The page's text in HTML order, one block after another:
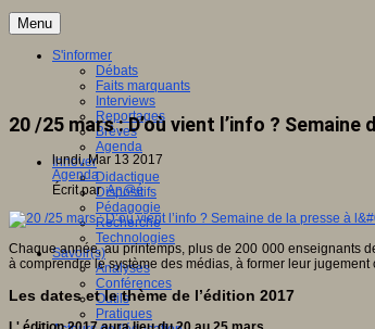
Menu
S'informer
Débats
Faits marquants
Interviews
Reportages
Brèves
Agenda
Innover
Didactique
Dispositifs
Pédagogie
Recherche
Technologies
Savoir(s)
Analyses
Conférences
Outils
Pratiques
20 /25 mars : D’où vient l’info ?
lundi, Mar 13 2017
Agenda
Écrit parAn@é
Chaque année, au printemps, plus de 200 000 enseignants
à comprendre le système des médias, à former leur
Les dates et le thème de l’édition 2017